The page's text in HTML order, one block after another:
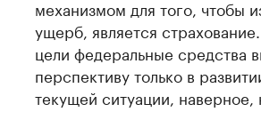
механизмом для того, чтобы
ущерб, является
цели федеральные средства
перспективу только в
текущей ситуации,